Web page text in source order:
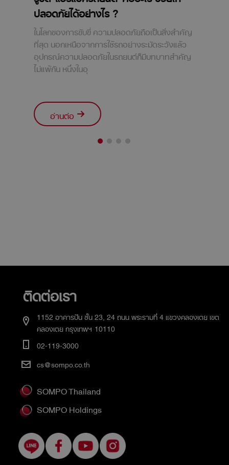
ปลอดภัยได้อย่างไร ?
ในโลกของการขับขี่ ความปลอดภัยถือเป็นสิ่งสำคัญ
ที่สุด นอกเหนือจากการใช้รถอย่างระมัดระวังแล้ว
อุปกรณ์ความปลอดภัยในรถยนต์ก็มีบทบาทสำคัญ
ไม่แพ้กัน หนึ่งในอุ
อ่านต่อ
ติดต่อเรา
1152 อาคารปัน ชั้น 23, 24 ถนน พระรามที่ 4 แขวงคลองเตย เขต
คลองเตย กรุงเทพฯ 10110
02-119-3000
cs@sompo.co.th
SOMPO Thailand
SOMPO Holdings